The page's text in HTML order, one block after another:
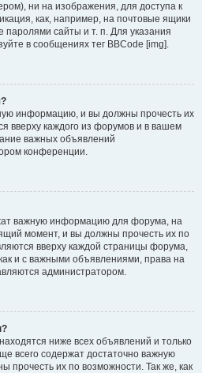
ни на изображения, для доступа к
как, например, на почтовые ящики
сайты и т. п. Для указания
в сообщениях тег BBCode [img].
информацию, и вы должны прочесть их
вверху каждого из форумов и в вашем
важных объявлений
конференции.
важную информацию для форума, на
момент, и вы должны прочесть их по
вверху каждой страницы форума,
и с важными объявлениями, права на
администратором.
ниже всех объявлений и только
всего содержат достаточно важную
их по возможности. Так же, как